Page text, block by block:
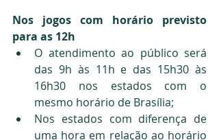
Nos jogos com horário previsto
para as 12h
O atendimento ao público será
das 9h às 11h e das 15h30 às
16h30 nos estados com o
mesmo horário de Brasília;
Nos estados com diferença de
uma hora em relação ao horário